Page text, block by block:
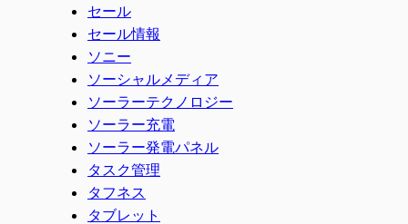
セール
セール情報
ソニー
ソーシャルメディア
ソーラーテクノロジー
ソーラー充電
ソーラー発電パネル
タスク管理
タフネス
タブレット